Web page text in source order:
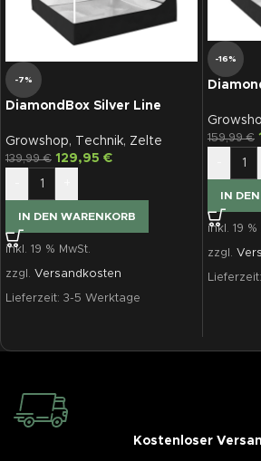
-7%
DiamondBox Silver Line
Growshop, Technik, Zelte
139,99€ 129,95 €
IN DEN WARENKORB
inkl. 19 % MwSt.
zzgl. Versandkosten
Lieferzeit: 3-5 Werktage
-16%
159,99€
IN
inkl. 19 %
zzgl.
Lieferzeit:
Kostenloser